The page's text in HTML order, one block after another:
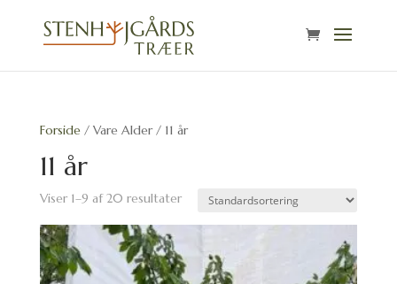
Forside/ Vare Alder / 11 år
11 år
Viser 1–9 af 20 resultater